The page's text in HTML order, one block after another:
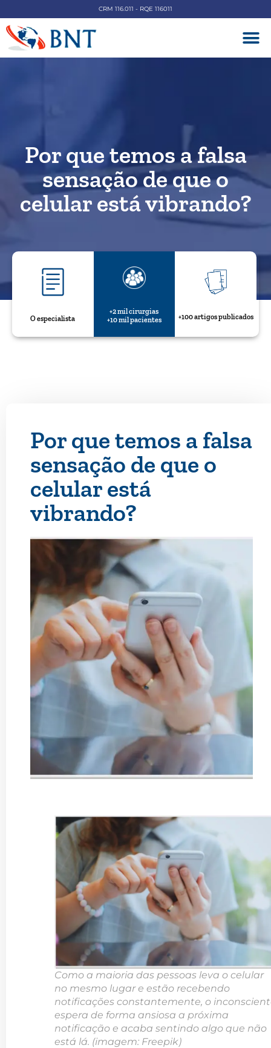
CRM 116.011 - RQE 116011
Por que temos a falsa
sensação de que o
celular está vibrando?
O especialista
+2 mil cirurgias
+10 mil pacientes
+100 artigos publicados
Por que temos a falsa
sensação de que o
celular está
vibrando?
Como a maioria das pessoas leva o celular
no mesmo lugar e estão recebendo
notificações constantemente, o
espera de forma ansiosa a próxima
notificação e acaba sentindo algo que não
está lá. (imagem: Freepik)